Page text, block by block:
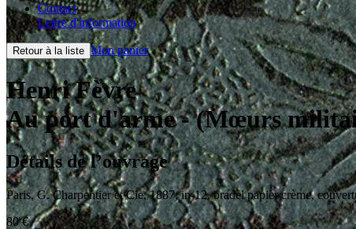
Contact
Lettre d'information
Retour à la liste Mon panier
Henri Fèvre
Au port d'arme - (Mœurs
Détails de l’ouvrage
Paris,G. Charpentier et Cie,1887; in-12, bradel papier crème,
80€